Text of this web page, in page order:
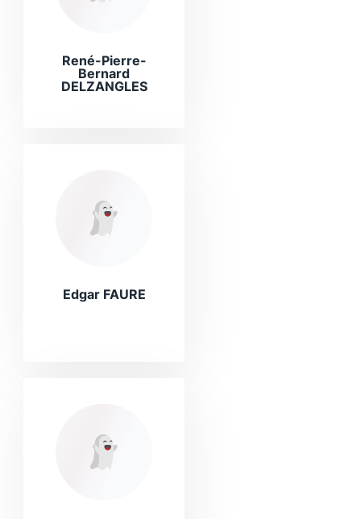
René-Pierre-
Bernard
DELZANGLES
Edgar FAURE